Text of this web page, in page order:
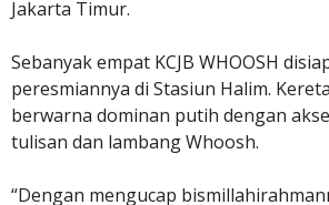
Jakarta Timur.
Sebanyak empat KCJB WHOOSH
peresmiannya di Stasiun Halim.
berwarna dominan putih dengan
tulisan dan lambang Whoosh.
“Dengan mengucap